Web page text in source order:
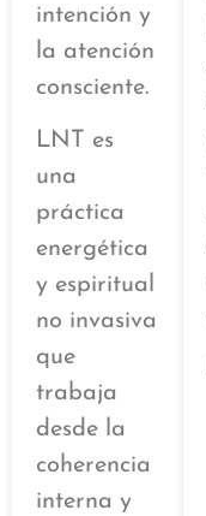
intención y
la atención
consciente.
LNT es
una
práctica
energética
y espiritual
no invasiva
que
trabaja
desde la
coherencia
interna y